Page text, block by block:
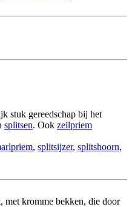
stuk gereedschap bij het
splitsen. Ook zeilpriem
, splitsijzer, splitshoorn,
met kromme bekken, die door